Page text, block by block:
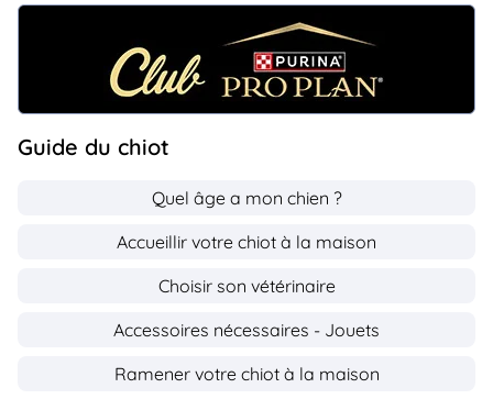
Guide du chiot
Quel âge a mon chien ?
Accueillir votre chiot à la maison
Choisir son vétérinaire
Accessoires nécessaires - Jouets
Ramener votre chiot à la maison